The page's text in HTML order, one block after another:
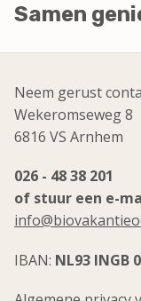
Samen
Neem gerust
Wekeromseweg 8
6816 VS Arnhem
026 - 48 38 201
of stuur een e-
IBAN: NL93 INGB